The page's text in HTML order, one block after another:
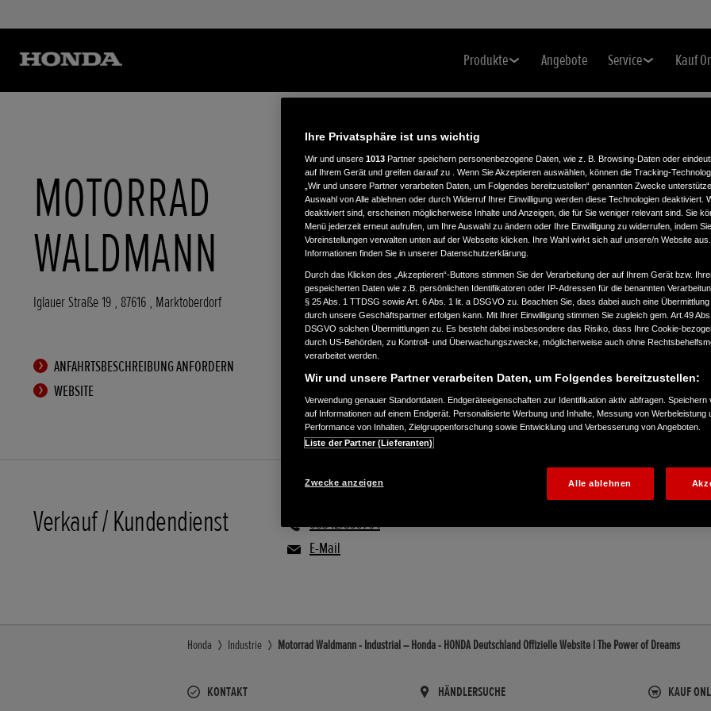
Produkte Angebote Service Kauf
MOTORRAD
WALDMANN
Iglauer Straße 19 , 87616 , Marktoberdorf
ANFAHRTSBESCHREIBUNG ANFORDERN
WEBSITE
Verkauf / Kundendienst
08342/899704
E-Mail
Honda Industrie Motorrad Waldmann - Industrial – Honda - HONDA Deutschland Offizielle Website | The Power of Dreams
KONTAKT HÄNDLERSUCHE KAUF
Ihre Privatsphäre ist uns wichtig
Wir und unsere 1013 Partner speichern personenbezogene Daten, wie z. B. Browsing-Daten oder
auf Ihrem Gerät und greifen darauf zu . Wenn Sie Akzeptieren auswählen, können die Tracking-
„Wir und unsere Partner verarbeiten Daten, um Folgendes bereitzustellen“ genannten Zwecke
Auswahl von Alle ablehnen oder durch Widerruf Ihrer Einwilligung werden diese Technologien deaktiviert.
deaktiviert sind, erscheinen möglicherweise Inhalte und Anzeigen, die für Sie weniger relevant sind. Sie
Menü jederzeit erneut aufrufen, um Ihre Auswahl zu ändern oder Ihre Einwilligung zu widerrufen, indem
Voreinstellungen verwalten unten auf der Webseite klicken. Ihre Wahl wirkt sich auf unsere/n Website
Informationen finden Sie in unserer Datenschutzerklärung.
Durch das Klicken des „Akzeptieren“-Buttons stimmen Sie der Verarbeitung der auf Ihrem Gerät bzw.
gespeicherten Daten wie z.B. persönlichen Identifikatoren oder IP-Adressen für die benannten
§ 25 Abs. 1 TTDSG sowie Art. 6 Abs. 1 lit. a DSGVO zu. Beachten Sie, dass dabei auch eine Übermittlung
durch unsere Geschäftspartner erfolgen kann. Mit Ihrer Einwilligung stimmen Sie zugleich gem. Art.49
DSGVO solchen Übermittlungen zu. Es besteht dabei insbesondere das Risiko, dass Ihre Cookie-
durch US-Behörden, zu Kontroll- und Überwachungszwecke, möglicherweise auch ohne
verarbeitet werden.
Wir und unsere Partner verarbeiten Daten, um Folgendes bereitzustellen:
Verwendung genauer Standortdaten. Endgeräteeigenschaften zur Identifikation aktiv abfragen. Speichern
auf Informationen auf einem Endgerät. Personalisierte Werbung und Inhalte, Messung von Werbeleistung
Performance von Inhalten, Zielgruppenforschung sowie Entwicklung und Verbesserung von Angeboten.
Liste der Partner (Lieferanten)
Zwecke anzeigen Alle ablehnen